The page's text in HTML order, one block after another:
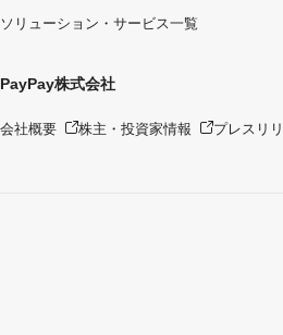
ソリューション・サービス一覧
PayPay株式会社
会社概要 株主・投資家情報 プレスリ